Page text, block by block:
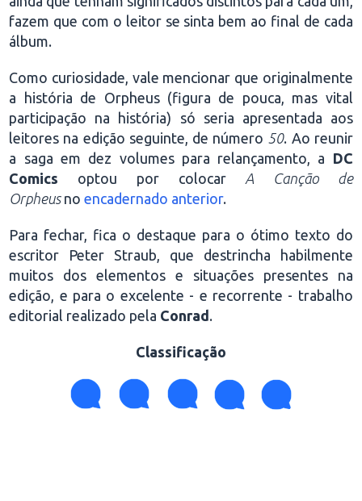
fazem que com o leitor se sinta bem ao final de cada
álbum.
Como curiosidade, vale mencionar que originalmente
a história de Orpheus (figura de pouca, mas vital
participação na história) só seria apresentada aos
leitores na edição seguinte, de número 50. Ao reunir
a saga em dez volumes para relançamento, a DC
Comics optou por colocar A Canção de
Orpheusnoencadernado anterior.
Para fechar, fica o destaque para o ótimo texto do
escritor Peter Straub, que destrincha habilmente
muitos dos elementos e situações presentes na
edição, e para o excelente - e recorrente - trabalho
editorial realizado pela Conrad .
Classificação